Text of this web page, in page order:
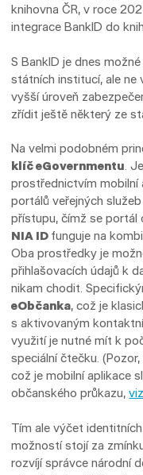
knihovna ČR, v roce
integrace BankID do
S BankID je dnes
státních institucí, ale ne
vyšší úroveň
zřídit ještě některý ze
Na velmi podobném
klíč eGovernmentu.
prostřednictvím mobilní
portálů veřejných
přístupu, čímž se
NIA ID funguje na
Oba prostředky je
přihlašovacích údajů k
nikam chodit.
eObčanka, což je
s aktivovaným
využití je nutné mít k
speciální čtečku.
což je mobilní aplikace
občanského průkazu,
Tím ale výčet
možností stojí za
rozvíjí správce národní